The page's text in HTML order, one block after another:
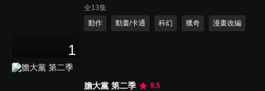
1
全13集
動作
動畫/卡通 科幻 獵奇 漫畫改編
膽大黨 第二季
9.5